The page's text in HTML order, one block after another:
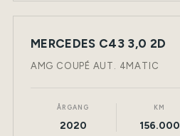
LEASING NY BIL
MERCEDES C43 3,0 2D
AMG COUPÉ AUT. 4MATIC
ÅRGANG
2020
KM
156.000